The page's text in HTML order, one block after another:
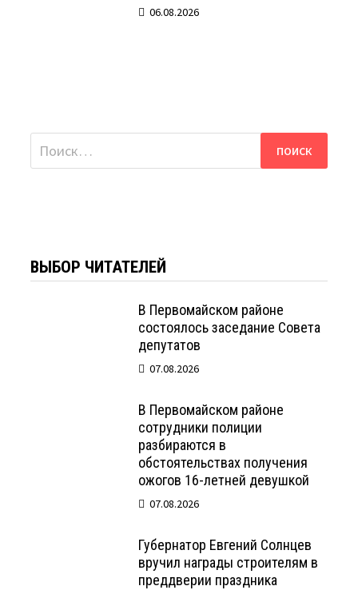
06.08.2026
Найти:
ВЫБОР ЧИТАТЕЛЕЙ
В Первомайском районе
состоялось заседание Совета
депутатов
07.08.2026
В Первомайском районе
сотрудники полиции
разбираются в
обстоятельствах получения
ожогов 16-летней девушкой
07.08.2026
Губернатор Евгений Солнцев
вручил награды строителям в
преддверии праздника